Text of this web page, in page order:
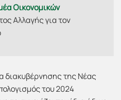
Οικονομικών
Αλλαγής για τον
διακυβέρνησης της Νέας
του 2024